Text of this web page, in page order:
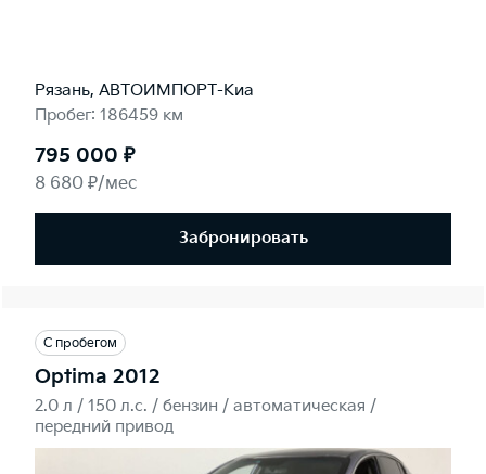
Рязань, АВТОИМПОРТ-Киа
Пробег: 186459 км
795 000 ₽
8 680 ₽/мес
Забронировать
С пробегом
Optima 2012
2.0 л / 150 л.c. / бензин / автоматическая /
передний привод